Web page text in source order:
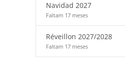
Navidad 2027
Faltam 17 meses
Réveillon 2027/2028
Faltam 17 meses